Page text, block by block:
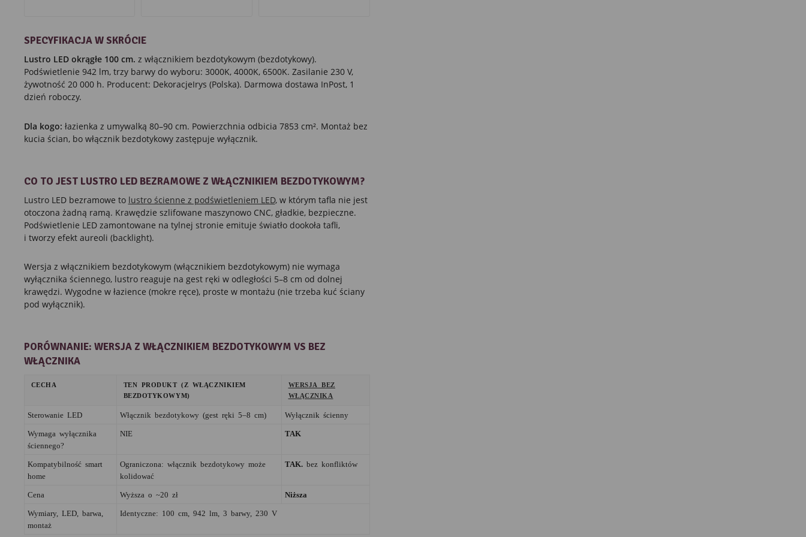
SPECYFIKACJA W SKRÓCIE
Lustro LED okrągłe 100 cm. z włącznikiem bezdotykowym (bezdotykowy).
Podświetlenie 942 lm, trzy barwy do wyboru: 3000K, 4000K, 6500K. Zasilanie 230 V,
żywotność 20 000 h. Producent: DekoracjeIrys (Polska). Darmowa dostawa InPost, 1
dzień roboczy.
Dla kogo: łazienka z umywalką 80–90 cm. Powierzchnia odbicia 7853 cm². Montaż bez
kucia ścian, bo włącznik bezdotykowy zastępuje wyłącznik.
CO TO JEST LUSTRO LED BEZRAMOWE Z WŁĄCZNIKIEM BEZDOTYKOWYM?
Lustro LED bezramowe to lustro ścienne z podświetleniem LED, w którym tafla nie jest
otoczona żadną ramą. Krawędzie szlifowane maszynowo CNC, gładkie, bezpieczne.
Podświetlenie LED zamontowane na tylnej stronie emituje światło dookoła tafli,
i tworzy efekt aureoli (backlight).
Wersja z włącznikiem bezdotykowym (włącznikiem bezdotykowym) nie wymaga
wyłącznika ściennego, lustro reaguje na gest ręki w odległości 5–8 cm od dolnej
krawędzi. Wygodne w łazience (mokre ręce), proste w montażu (nie trzeba kuć ściany
pod wyłącznik).
PORÓWNANIE: WERSJA Z WŁĄCZNIKIEM BEZDOTYKOWYM VS BEZ
WŁĄCZNIKA
CECHA
TEN PRODUKT (Z WŁĄCZNIKIEM
BEZDOTYKOWYM)
WERSJA BEZ
WŁĄCZNIKA
Sterowanie LED Włącznik bezdotykowy (gest ręki 5–8 cm) Wyłącznik ścienny
Wymaga wyłącznika
ściennego?
NIE TAK
Kompatybilność smart
home
Ograniczona: włącznik bezdotykowy może
kolidować
TAK. bez konfliktów
Cena Wyższa o ~20 zł Niższa
Wymiary, LED, barwa,
montaż
Identyczne: 100 cm, 942 lm, 3 barwy, 230 V